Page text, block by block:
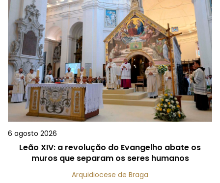
6 agosto 2026
Leão XIV: a revolução do Evangelho abate os
muros que separam os seres humanos
Arquidiocese de Braga